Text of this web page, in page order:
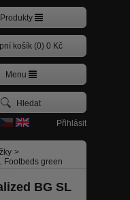
Přihlásit
Produkty
košík (0) 0 Kč
Menu
>
Footbeds green
BG SL